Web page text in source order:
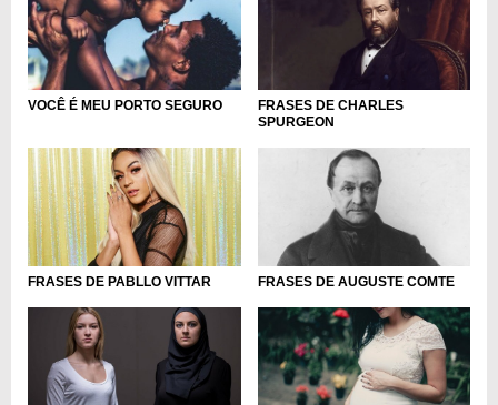
VOCÊ É MEU PORTO SEGURO
FRASES DE CHARLES
SPURGEON
FRASES DE PABLLO VITTAR FRASES DE AUGUSTE COMTE